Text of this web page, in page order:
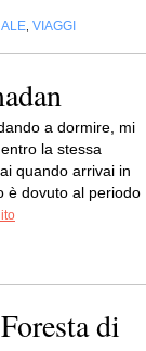
VIAGGI
a dormire, mi
la stessa
quando arrivai in
è dovuto al periodo
di